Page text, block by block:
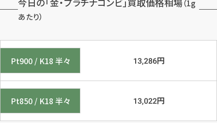
（1g
あたり）
Pt900 / K18 半々 13,286円
Pt850 / K18 半々 13,022円